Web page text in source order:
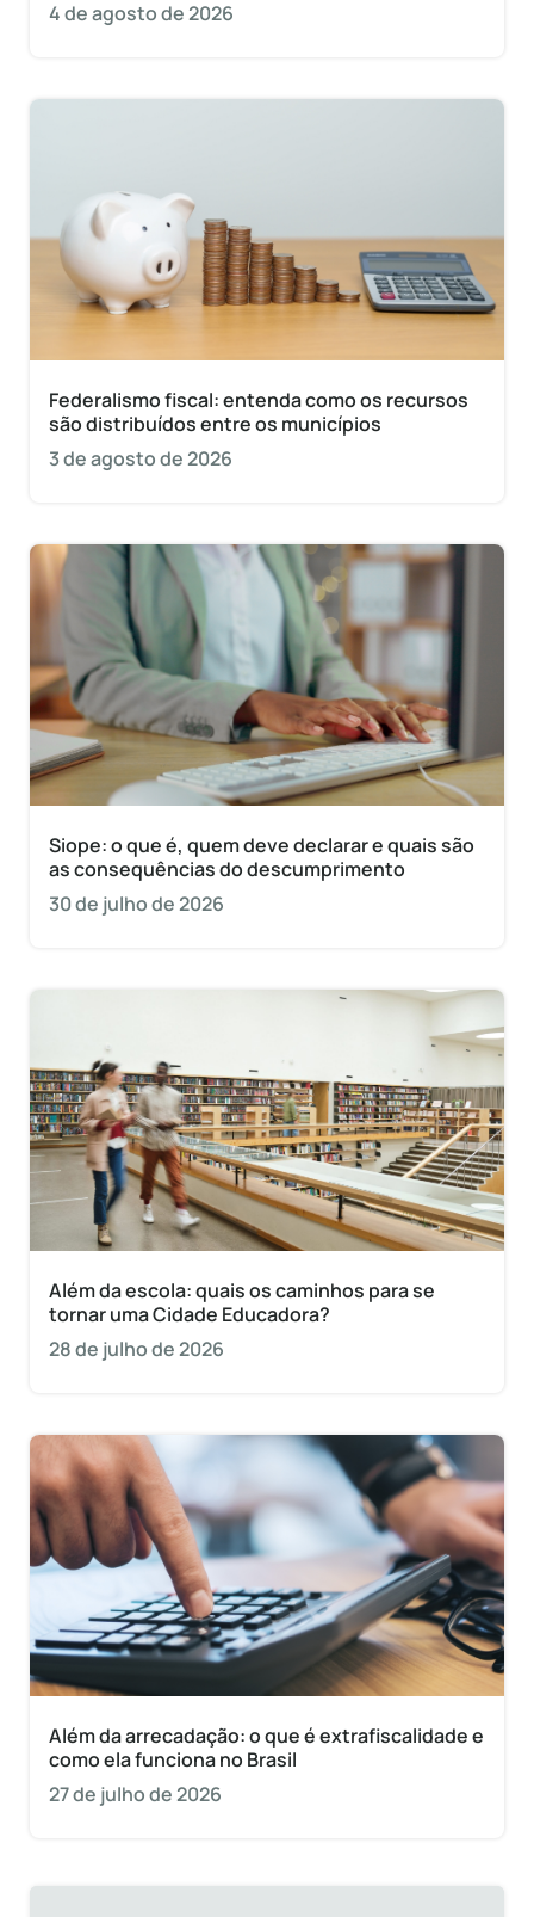
4 de agosto de 2026
Federalismo fiscal: entenda como os recursos
são distribuídos entre os municípios
3 de agosto de 2026
Siope: o que é, quem deve declarar e quais são
as consequências do descumprimento
30 de julho de 2026
Além da escola: quais os caminhos para se
tornar uma Cidade Educadora?
28 de julho de 2026
Além da arrecadação: o que é extrafiscalidade e
como ela funciona no Brasil
27 de julho de 2026